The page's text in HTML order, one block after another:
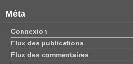
Méta
Connexion
Flux des publications
Flux des commentaires